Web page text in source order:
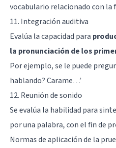
vocabulario relacionado con la
11. Integración auditiva
Evalúa la capacidad para
la pronunciación de los
Por ejemplo, se le puede
hablando? Carame…’
12. Reunión de sonido
Se evalúa la habilidad para
por una palabra, con el fin de
Normas de aplicación de la